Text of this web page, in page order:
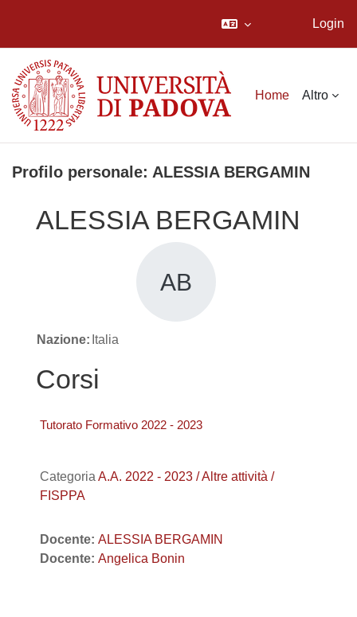
Login
Home Altro
Profilo personale: ALESSIA BERGAMIN
ALESSIA BERGAMIN
AB
Nazione: Italia
Corsi
Tutorato Formativo 2022 - 2023
Categoria A.A. 2022 - 2023 / Altre attività /
FISPPA
Docente: ALESSIA BERGAMIN
Docente: Angelica Bonin